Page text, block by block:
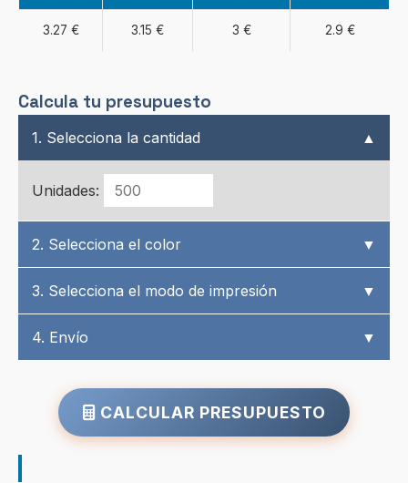
3.27 € 3.15 € 3 € 2.9 €
Calcula tu presupuesto
1. Selecciona la cantidad ▲
Unidades:
2. Selecciona el color ▼
3. Selecciona el modo de impresión ▼
4. Envío ▼
CALCULAR PRESUPUESTO